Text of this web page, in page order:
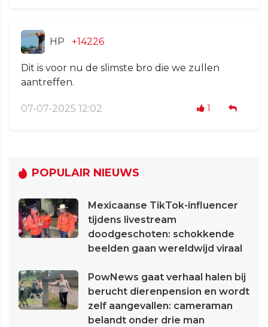
HP +14226
Dit is voor nu de slimste bro die we zullen
aantreffen.
07-07-2025 12:02 1
POPULAIR NIEUWS
Mexicaanse TikTok-influencer
tijdens livestream
doodgeschoten: schokkende
beelden gaan wereldwijd viraal
PowNews gaat verhaal halen bij
berucht dierenpension en wordt
zelf aangevallen: cameraman
belandt onder drie man